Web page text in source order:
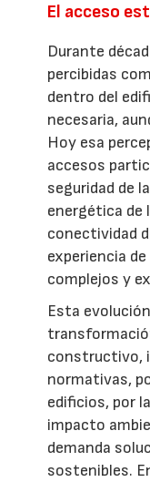
El acceso
Durante
percibidas
dentro del
necesaria,
Hoy esa
accesos
seguridad de
energética de
conectividad
experiencia
complejos y
Esta
constructivo,
normativas,
edificios, por
impacto
demanda
sostenibles.